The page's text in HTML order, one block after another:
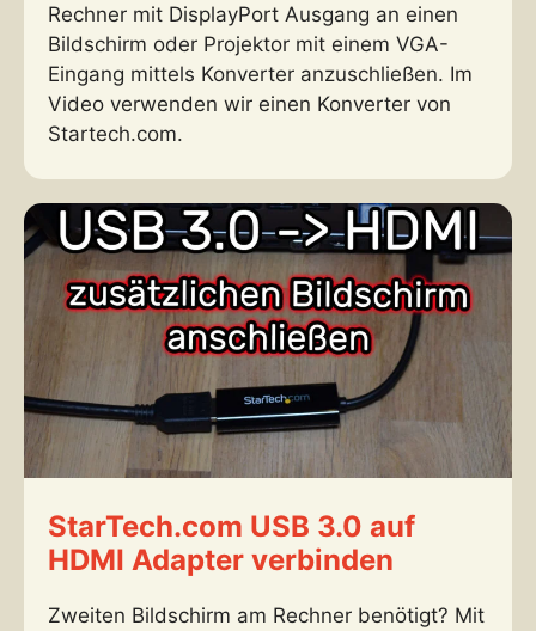
Rechner mit DisplayPort Ausgang an einen
Bildschirm oder Projektor mit einem VGA-
Eingang mittels Konverter anzuschließen. Im
Video verwenden wir einen Konverter von
Startech.com.
StarTech.com USB 3.0 auf
HDMI Adapter verbinden
Zweiten Bildschirm am Rechner benötigt? Mit